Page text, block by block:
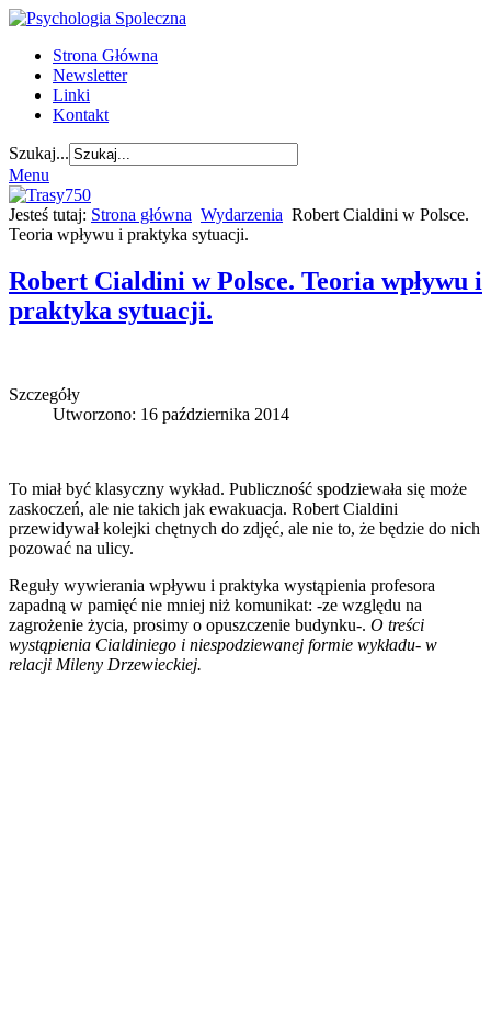
Strona Główna
Newsletter
Linki
Kontakt
Szukaj...
Menu
Jesteś tutaj: Strona główna Wydarzenia Robert Cialdini w Polsce.
Teoria wpływu i praktyka sytuacji.
Robert Cialdini w Polsce. Teoria wpływu i
praktyka sytuacji.
Szczegóły
Utworzono: 16 października 2014
To miał być klasyczny wykład. Publiczność spodziewała się może
zaskoczeń, ale nie takich jak ewakuacja. Robert Cialdini
przewidywał kolejki chętnych do zdjęć, ale nie to, że będzie do nich
pozować na ulicy.
Reguły wywierania wpływu i praktyka wystąpienia profesora
zapadną w pamięć nie mniej niż komunikat: -ze względu na
zagrożenie życia, prosimy o opuszczenie budynku-. O treści
wystąpienia Cialdiniego i niespodziewanej formie wykładu- w
relacji Mileny Drzewieckiej.